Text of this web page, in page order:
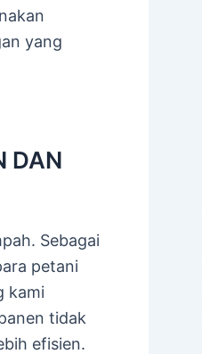
yang
DAN
Sebagai
petani
kami
tidak
efisien.